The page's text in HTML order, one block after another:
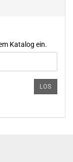
Katalog ein.
LOS